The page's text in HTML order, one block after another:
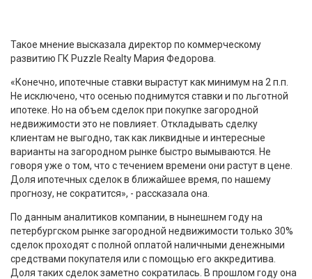
Такое мнение высказала директор по коммерческому
развитию ГК Puzzle Realty Мария Федорова.
«Конечно, ипотечные ставки вырастут как минимум на 2 п.п.
Не исключено, что осенью поднимутся ставки и по льготной
ипотеке. Но на объем сделок при покупке загородной
недвижимости это не повлияет. Откладывать сделку
клиентам не выгодно, так как ликвидные и интересные
варианты на загородном рынке быстро вымываются. Не
говоря уже о том, что с течением времени они растут в цене.
Доля ипотечных сделок в ближайшее время, по нашему
прогнозу, не сократится», - рассказала она.
По данным аналитиков компании, в нынешнем году на
петербургском рынке загородной недвижимости только 30%
сделок проходят с полной оплатой наличными денежными
средствами покупателя или с помощью его аккредитива.
Доля таких сделок заметно сократилась. В прошлом году она